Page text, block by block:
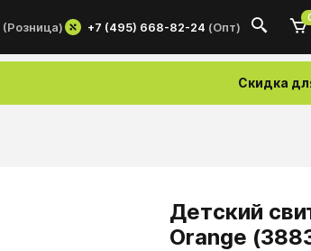
(Розница) +7 (495) 668-82-24 (Опт)
Скидка
Детский
Orange